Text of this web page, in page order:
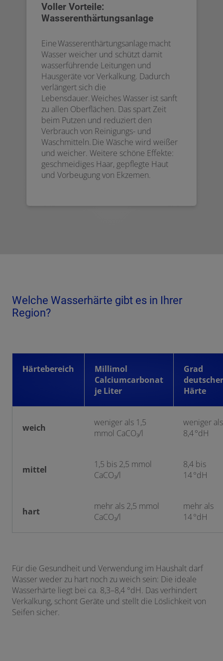
Voller Vorteile:
Wasserenthärtungsanlage
Eine Wasserenthärtungsanlage macht
Wasser weicher und schützt damit
wasserführende Leitungen und
Hausgeräte vor Verkalkung. Dadurch
verlängert sich die
Lebensdauer. Weiches Wasser ist sanft
zu allen Oberflächen. Das spart Zeit
beim Putzen und reduziert den
Verbrauch von Reinigungs- und
Waschmitteln. Die Wäsche wird weißer
und weicher. Weitere schöne Effekte:
geschmeidiges Haar, gepflegte Haut
und Vorbeugung von Ekzemen.
Welche Wasserhärte gibt es in Ihrer
Region?
Härtebereich
Millimol
Calciumcarbonat
je Liter
Grad
deutscher
Härte
weich
weniger als 1,5
mmol CaCO₃/l
weniger als
8,4 °dH
mittel
1,5 bis 2,5 mmol
CaCO₃/l
8,4 bis
14 °dH
hart
mehr als 2,5 mmol
CaCO₃/l
mehr als
14 °dH
Für die Gesundheit und Verwendung im Haushalt darf
Wasser weder zu hart noch zu weich sein: Die ideale
Wasserhärte liegt bei ca. 8,3–8,4 °dH. Das verhindert
Verkalkung, schont Geräte und stellt die Löslichkeit von
Seifen sicher.